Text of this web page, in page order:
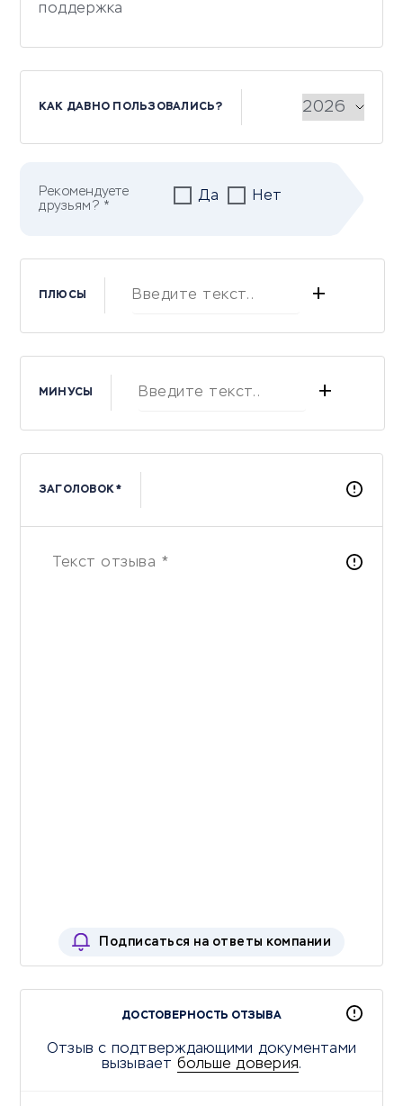
поддержка
КАК ДАВНО ПОЛЬЗОВАЛИСЬ?
Рекомендуете
друзьям? *
Да Нет
ПЛЮСЫ +
МИНУСЫ +
ЗАГОЛОВОК *
Подписаться на ответы компании
ДОСТОВЕРНОСТЬ ОТЗЫВА
Отзыв с подтверждающими документами
вызывает больше доверия.